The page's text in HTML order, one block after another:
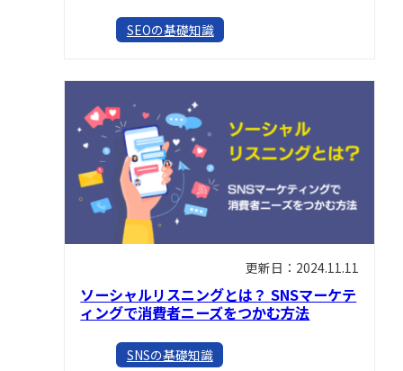
SEOの基礎知識
更新日：2024.11.11
ソーシャルリスニングとは？ SNSマーケテ
ィングで消費者ニーズをつかむ方法
SNSの基礎知識